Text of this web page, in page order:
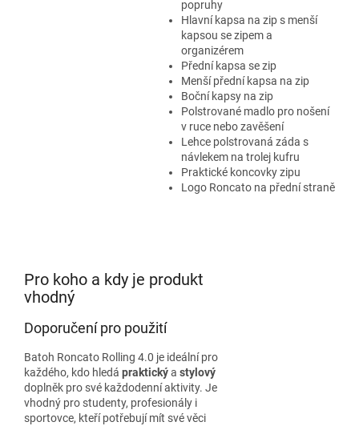
popruhy
Hlavní kapsa na zip s menší
kapsou se zipem a
organizérem
Přední kapsa se zip
Menší přední kapsa na zip
Boční kapsy na zip
Polstrované madlo pro nošení
v ruce nebo zavěšení
Lehce polstrovaná záda s
návlekem na trolej kufru
Praktické koncovky zipu
Logo Roncato na přední straně
Pro koho a kdy je produkt
vhodný
Doporučení pro použití
Batoh Roncato Rolling 4.0 je ideální pro
každého, kdo hledá praktickýa stylový
doplněk pro své každodenní aktivity. Je
vhodný pro studenty, profesionály i
sportovce, kteří potřebují mít své věci